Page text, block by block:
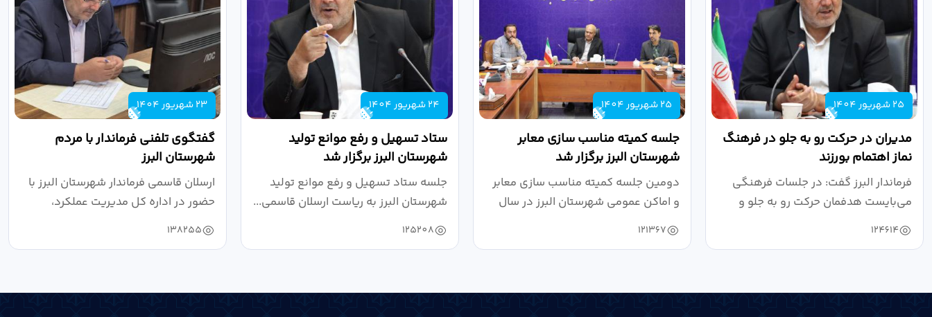
25 شهریور 1404
مدیران در حرکت رو به جلو در فرهنگ
نماز اهتمام بورزند
فرماندار البرز گفت: در جلسات فرهنگی
می‌بایست هدفمان حرکت رو به جلو و
دستیابی...
124614
25 شهریور 1404
جلسه کمیته مناسب سازی معابر
شهرستان البرز برگزار شد
دومین جلسه کمیته مناسب سازی معابر
و اماکن عمومی شهرستان البرز در سال
۱۴۰۴ به...
121367
24 شهریور 1404
ستاد تسهیل و رفع موانع تولید
شهرستان البرز برگزار شد
جلسه ستاد تسهیل و رفع موانع تولید
شهرستان البرز به ریاست ارسلان قاسمی...
125208
23 شهریور 1404
گفتگوی تلفنی فرماندار با مردم
شهرستان البرز
ارسلان قاسمی فرماندار شهرستان البرز با
حضور در اداره کل مدیریت عملکرد،
بازرسی...
138255